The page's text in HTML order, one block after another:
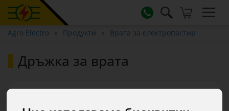
Agro Electro Продукти Врата за електропастир
Дръжка за врата